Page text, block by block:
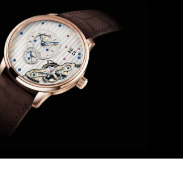
Original
la manufacture